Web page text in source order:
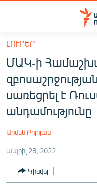
Մատչելիության
հիմնական
բովանդակությանը
հիմնական
մենյուին
Որոնում
ՀԱՅԱՍՏԱՆ
ՔԱՂԱՔԱԿԱՆ
ԸՆՏՐՈՒԹՅՈՒՆՆԵՐ
ԼՈՒՐԵՐ
ՄԱԿ-ի
սառեցրել է
անդամությունը
Արմեն Քոլոյան
ապրիլ 28, 2022
Կիսվել